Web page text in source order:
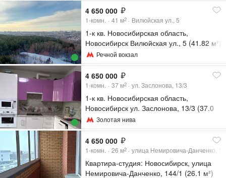
4 650 000
1-комн. 41 м2 Вилюйская ул., 5
1-к кв. Новосибирская область,
Новосибирск Вилюйская ул., 5 (41.82 м²)
Речной вокзал
4 650 000
1-комн. 37 м2 ул. Заслонова, 13/3
1-к кв. Новосибирская область,
Новосибирск ул. Заслонова, 13/3 (37.0
м²) Золотая нива
4 650 000
1-комн. 26 м2 улица Немировича-Данченко,
Квартира-студия: Новосибирск, улица
Немировича-Данченко, 144/1 (26.1 м²)